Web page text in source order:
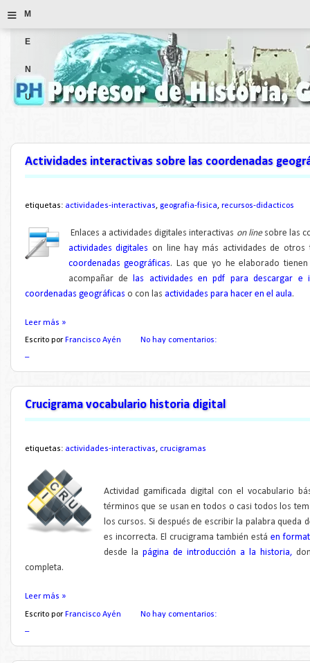
≡ M
E
N
U
Actividades interactivas sobre las coordenadas
etiquetas: actividades-interactivas, geografia-fisica, recursos-didacticos
Enlaces a actividades digitales interactivas on linesobre las
actividades digitales on line hay más actividades de otros
coordenadas geográficas. Las que yo he elaborado
acompañar de
las actividades en pdf para descargar
coordenadas geográficas o con las actividades para hacer en el aula.
Leer más »
Escrito porFrancisco Ayén
No hay comentarios:
Crucigrama vocabulario historia digital
etiquetas: actividades-interactivas, crucigramas
Actividad gamificada digital con el vocabulario
términos que se usan en todos o casi todos los
los cursos. Si después de escribir la palabra
es incorrecta. El crucigrama también está en
desde la página de introducción a la historia,
completa.
Leer más »
Escrito por Francisco Ayén
No hay comentarios: